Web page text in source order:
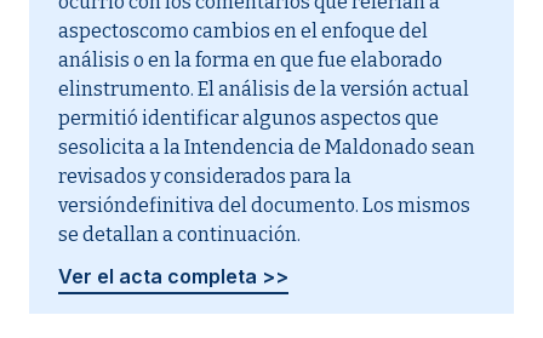
aspectoscomo cambios en el enfoque del
análisis o en la forma en que fue elaborado
elinstrumento. El análisis de la versión actual
permitió identificar algunos aspectos que
sesolicita a la Intendencia de Maldonado sean
revisados y considerados para la
versióndefinitiva del documento. Los mismos
se detallan a continuación.
Ver el acta completa >>